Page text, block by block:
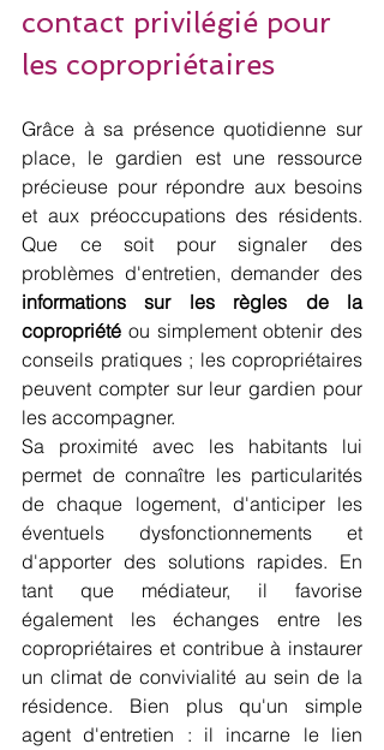
contact privilégié pour
les copropriétaires
Grâce à sa présence quotidienne sur
place, le gardien est une ressource
précieuse pour répondre aux besoins
et aux préoccupations des résidents.
Que ce soit pour signaler des
problèmes d'entretien, demander des
informations sur les règles de la
copropriété ou simplement obtenir des
conseils pratiques ; les copropriétaires
peuvent compter sur leur gardien pour
les accompagner.
Sa proximité avec les habitants lui
permet de connaître les particularités
de chaque logement, d'anticiper les
éventuels dysfonctionnements et
d'apporter des solutions rapides. En
tant que médiateur, il favorise
également les échanges entre les
copropriétaires et contribue à instaurer
un climat de convivialité au sein de la
résidence. Bien plus qu'un simple
agent d'entretien : il incarne le lien